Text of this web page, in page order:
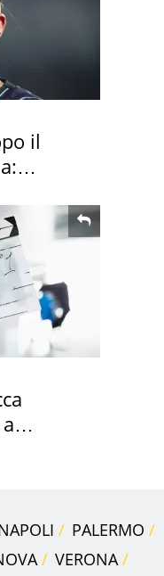
il
PALERMO
VERONA